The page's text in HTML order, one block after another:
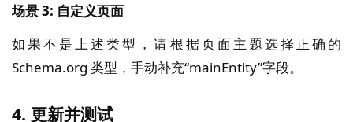
场景 3: 自定义页面
如果不是上述类型，请根据页面主题选择正确的
Schema.org 类型，手动补充“mainEntity”字段。
4. 更新并测试